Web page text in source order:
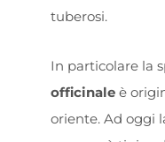
tuberosi.
In particolare la
officinaleè
oriente. Ad oggi